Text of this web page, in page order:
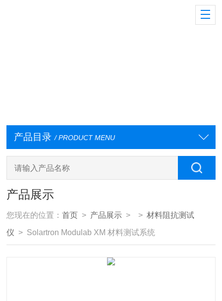
产品目录 / PRODUCT MENU
产品展示
您现在的位置：首页 > 产品展示 > >材料阻抗测试
仪 > Solartron Modulab XM 材料测试系统